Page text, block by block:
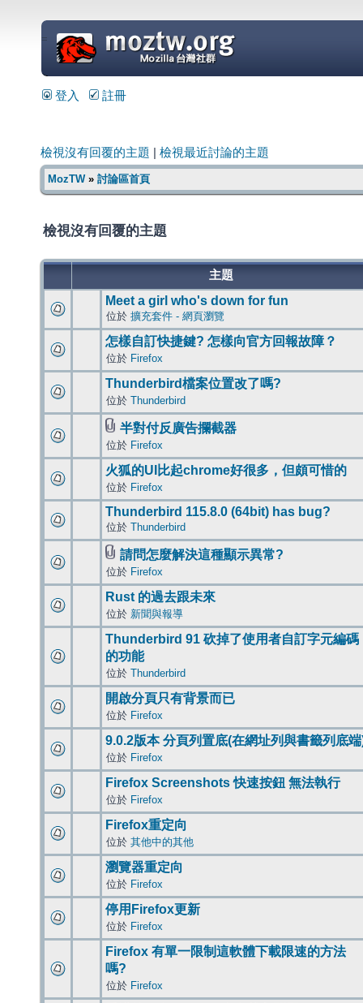
=
登入 註冊
檢視沒有回覆的主題 檢視最近討論的主題
MozTW» 討論區首頁
檢視沒有回覆的主題
主題
Meet a girl who's down for fun
位於 擴充套件 - 網頁瀏覽
怎樣自訂快捷鍵? 怎樣向官方回報故障？
位於 Firefox
Thunderbird檔案位置改了嗎?
位於 Thunderbird
半對付反廣告攔截器
位於 Firefox
火狐的UI比起chrome好很多，但頗可惜的
位於 Firefox
Thunderbird 115.8.0 (64bit) has bug?
位於 Thunderbird
請問怎麼解決這種顯示異常?
位於 Firefox
Rust 的過去跟未來
位於 新聞與報導
Thunderbird 91 砍掉了使用者自訂字元編碼
的功能
位於 Thunderbird
開啟分頁只有背景而已
位於 Firefox
9.0.2版本 分頁列置底(在網址列與書籤列底
位於 Firefox
Firefox Screenshots 快速按鈕 無法執行
位於 Firefox
Firefox重定向
位於 其他中的其他
瀏覽器重定向
位於 Firefox
停用Firefox更新
位於 Firefox
Firefox 有單一限制這軟體下載限速的方法
嗎?
位於 Firefox